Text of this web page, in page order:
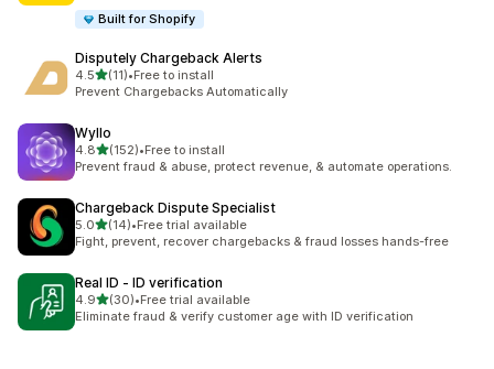
Built for Shopify
Disputely Chargeback Alerts
4.55つ星中
(11)
合計レビュー数：11件
•Free to install
Prevent Chargebacks Automatically
Wyllo
4.85つ星中
(152)
合計レビュー数：152件
•Free to install
Prevent fraud & abuse, protect revenue, & automate operations.
Chargeback Dispute Specialist
5.05つ星中
(14)
合計レビュー数：14件
•Free trial available
Fight, prevent, recover chargebacks & fraud losses hands-free
Real ID ‑ ID verification
4.95つ星中
(30)
合計レビュー数：30件
•Free trial available
Eliminate fraud & verify customer age with ID verification